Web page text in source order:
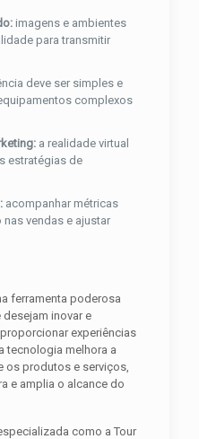
imagens e ambientes
para transmitir
deve ser simples e
complexos
a realidade virtual
estratégias de
acompanhar métricas
vendas e ajustar
ferramenta poderosa
inovar e
experiências
tecnologia melhora a
os produtos e serviços,
e amplia o alcance do
como a Tour